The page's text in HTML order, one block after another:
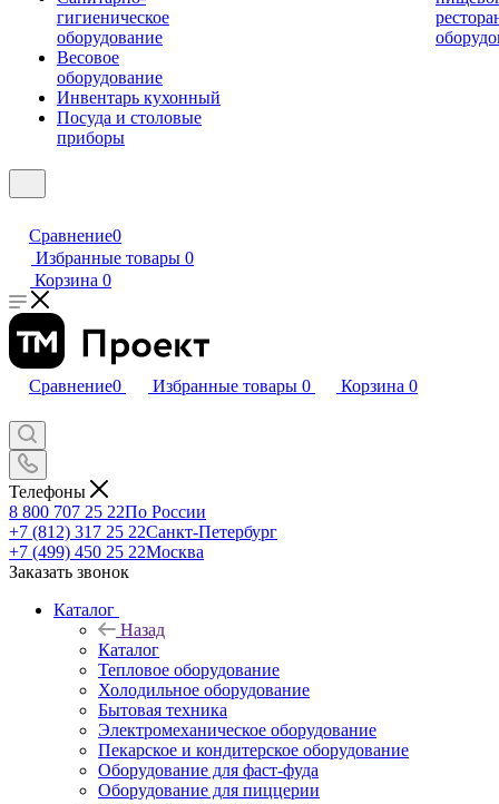
гигиеническое
оборудование
Весовое
оборудование
Инвентарь кухонный
Посуда и столовые
приборы
Сравнение0
Избранные товары 0
Корзина 0
Сравнение0 Избранные товары 0 Корзина 0
Телефоны
8 800 707 25 22По России
+7 (812) 317 25 22Санкт-Петербург
+7 (499) 450 25 22Москва
Заказать звонок
Каталог
Назад
Каталог
Тепловое оборудование
Холодильное оборудование
Бытовая техника
Электромеханическое оборудование
Пекарское и кондитерское оборудование
Оборудование для фаст-фуда
Оборудование для пиццерии